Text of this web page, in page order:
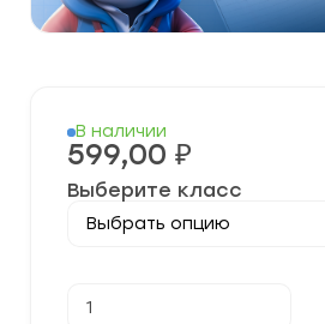
В наличии
599,00 ₽
Выберите класс
товара